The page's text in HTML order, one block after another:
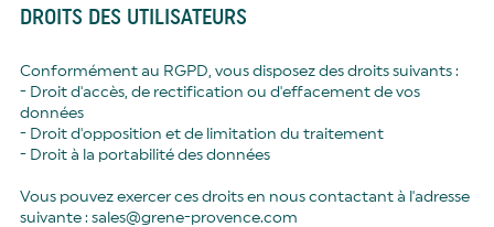
DROITS DES UTILISATEURS
Conformément au RGPD, vous disposez des droits suivants :
- Droit d'accès, de rectification ou d'effacement de vos
données
- Droit d'opposition et de limitation du traitement
- Droit à la portabilité des données
Vous pouvez exercer ces droits en nous contactant à l'adresse
suivante : sales@grene-provence.com